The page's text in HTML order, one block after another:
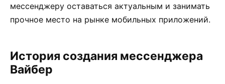
мессенджеру оставаться актуальным и занимать
прочное место на рынке мобильных приложений.
История создания мессенджера
Вайбер